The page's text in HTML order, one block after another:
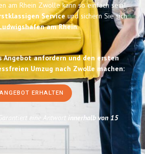
am Rhein Zwolle kann so einfach sein!
Serviceund sichern Sie sich
am Rhein.
anfordern und den ersten
Umzug nach Zwolle machen:
ERHALTEN
eine Antwort
innerhalb von 15